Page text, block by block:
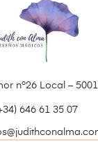
nº26 Local –
646 61 35 07